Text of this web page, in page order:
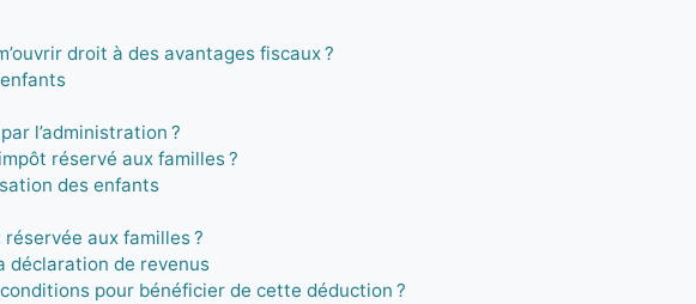
droit à des avantages fiscaux ?
l’administration ?
réservé aux familles ?
des enfants
aux familles ?
déclaration de revenus
pour bénéficier de cette déduction ?